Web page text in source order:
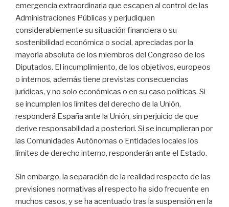
emergencia extraordinaria que escapen al control de las
Administraciones Públicas y perjudiquen
considerablemente su situación financiera o su
sostenibilidad económica o social, apreciadas por la
mayoría absoluta de los miembros del Congreso de los
Diputados. El incumplimiento, de los objetivos, europeos
o internos, además tiene previstas consecuencias
jurídicas, y no solo económicas o en su caso políticas. Si
se incumplen los límites del derecho de la Unión,
responderá España ante la Unión, sin perjuicio de que
derive responsabilidad a posteriori. Si se incumplieran por
las Comunidades Autónomas o Entidades locales los
límites de derecho interno, responderán ante el Estado.
Sin embargo, la separación de la realidad respecto de las
previsiones normativas al respecto ha sido frecuente en
muchos casos, y se ha acentuado tras la suspensión en la